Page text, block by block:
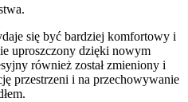
się być bardziej komfortowy i
uproszczony dzięki nowym
również został zmieniony i
przestrzeni i na przechowywanie